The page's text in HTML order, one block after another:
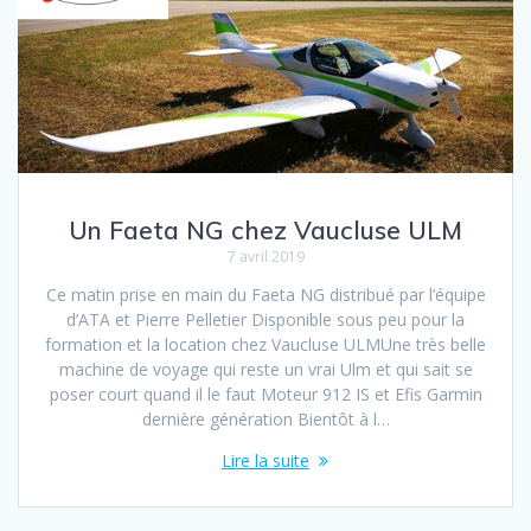
Un Faeta NG chez Vaucluse ULM
7 avril 2019
Ce matin prise en main du Faeta NG distribué par l’équipe
d’ATA et Pierre Pelletier Disponible sous peu pour la
formation et la location chez Vaucluse ULMUne très belle
machine de voyage qui reste un vrai Ulm et qui sait se
poser court quand il le faut Moteur 912 IS et Efis Garmin
dernière génération Bientôt à l…
Lire la suite